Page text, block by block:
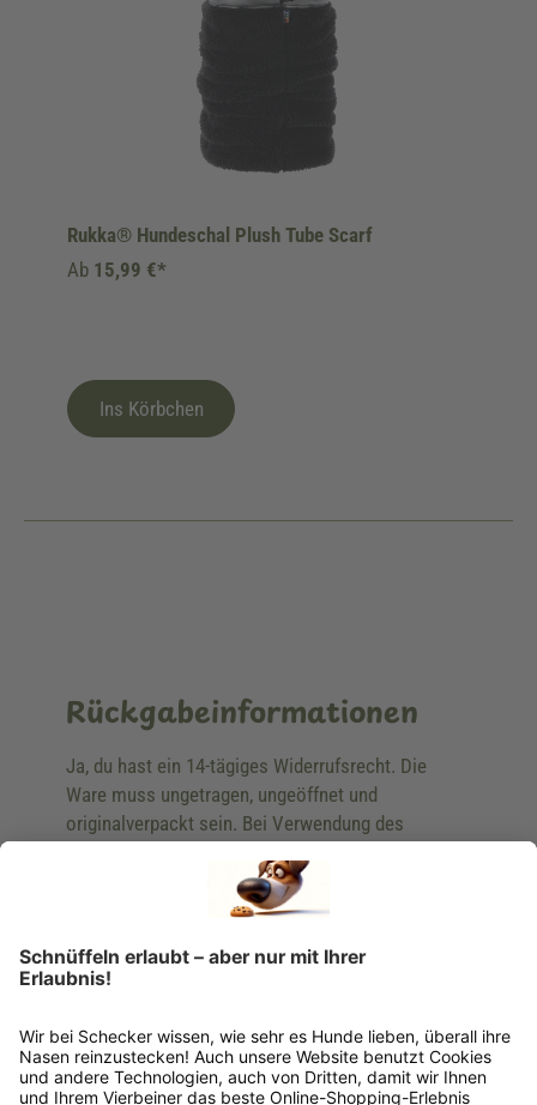
Rukka® Hundeschal Plush Tube Scarf
Ab 15,99 €*
Ins Körbchen
Rückgabeinformationen
Ja, du hast ein 14-tägiges Widerrufsrecht. Die
Ware muss ungetragen, ungeöffnet und
originalverpackt sein. Bei Verwendung des
Rücksendung?
Bitte fülle das Rücksendeformular aus. Dieses
findest du online. Verpacke die Artikel
anschließend sicher und klebe das